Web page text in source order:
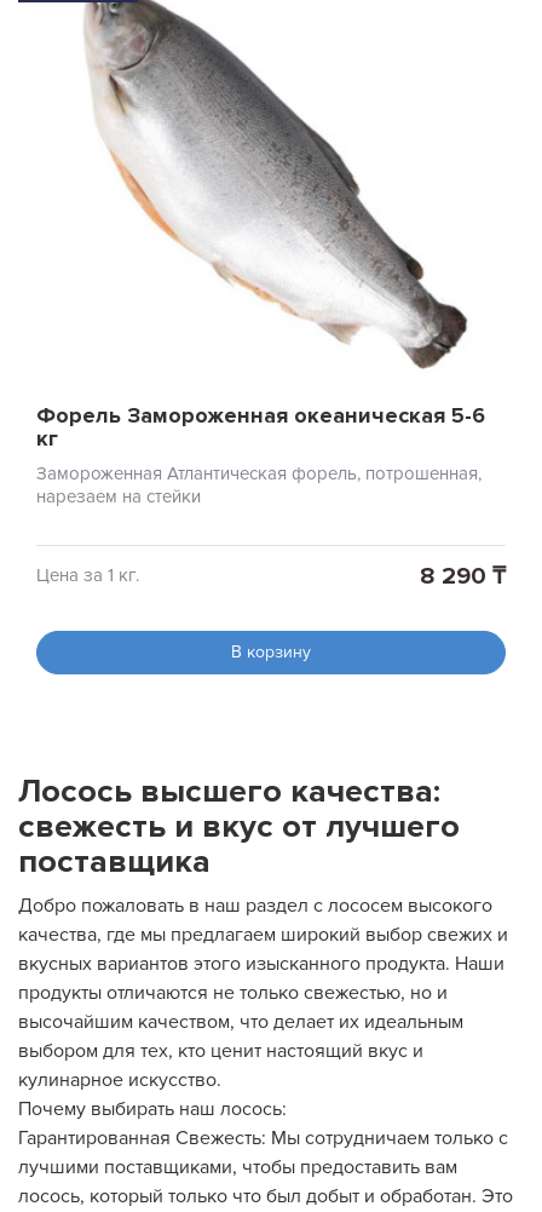
Форель Замороженная океаническая 5-6
кг
Замороженная Атлантическая форель, потрошенная,
нарезаем на стейки
Цена за 1 кг. 8 290 ₸
В корзину
Лосось высшего качества:
свежесть и вкус от лучшего
поставщика
Добро пожаловать в наш раздел с лососем высокого
качества, где мы предлагаем широкий выбор свежих и
вкусных вариантов этого изысканного продукта. Наши
продукты отличаются не только свежестью, но и
высочайшим качеством, что делает их идеальным
выбором для тех, кто ценит настоящий вкус и
кулинарное искусство.
Почему выбирать наш лосось:
Гарантированная Свежесть: Мы сотрудничаем только с
лучшими поставщиками, чтобы предоставить вам
лосось, который только что был добыт и обработан. Это